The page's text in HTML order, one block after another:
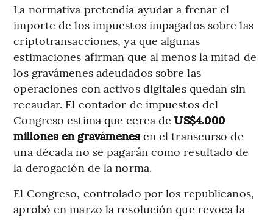
La normativa pretendía ayudar a frenar el
importe de los impuestos impagados sobre las
criptotransacciones, ya que algunas
estimaciones afirman que al menos la mitad de
los gravámenes adeudados sobre las
operaciones con activos digitales quedan sin
recaudar. El contador de impuestos del
Congreso estima que cerca deUS$4.000
millones en gravámenesen el transcurso de
una década no se pagarán como resultado de
la derogación de la norma.
El Congreso, controlado por los republicanos,
aprobó en marzo la resolución que revoca la